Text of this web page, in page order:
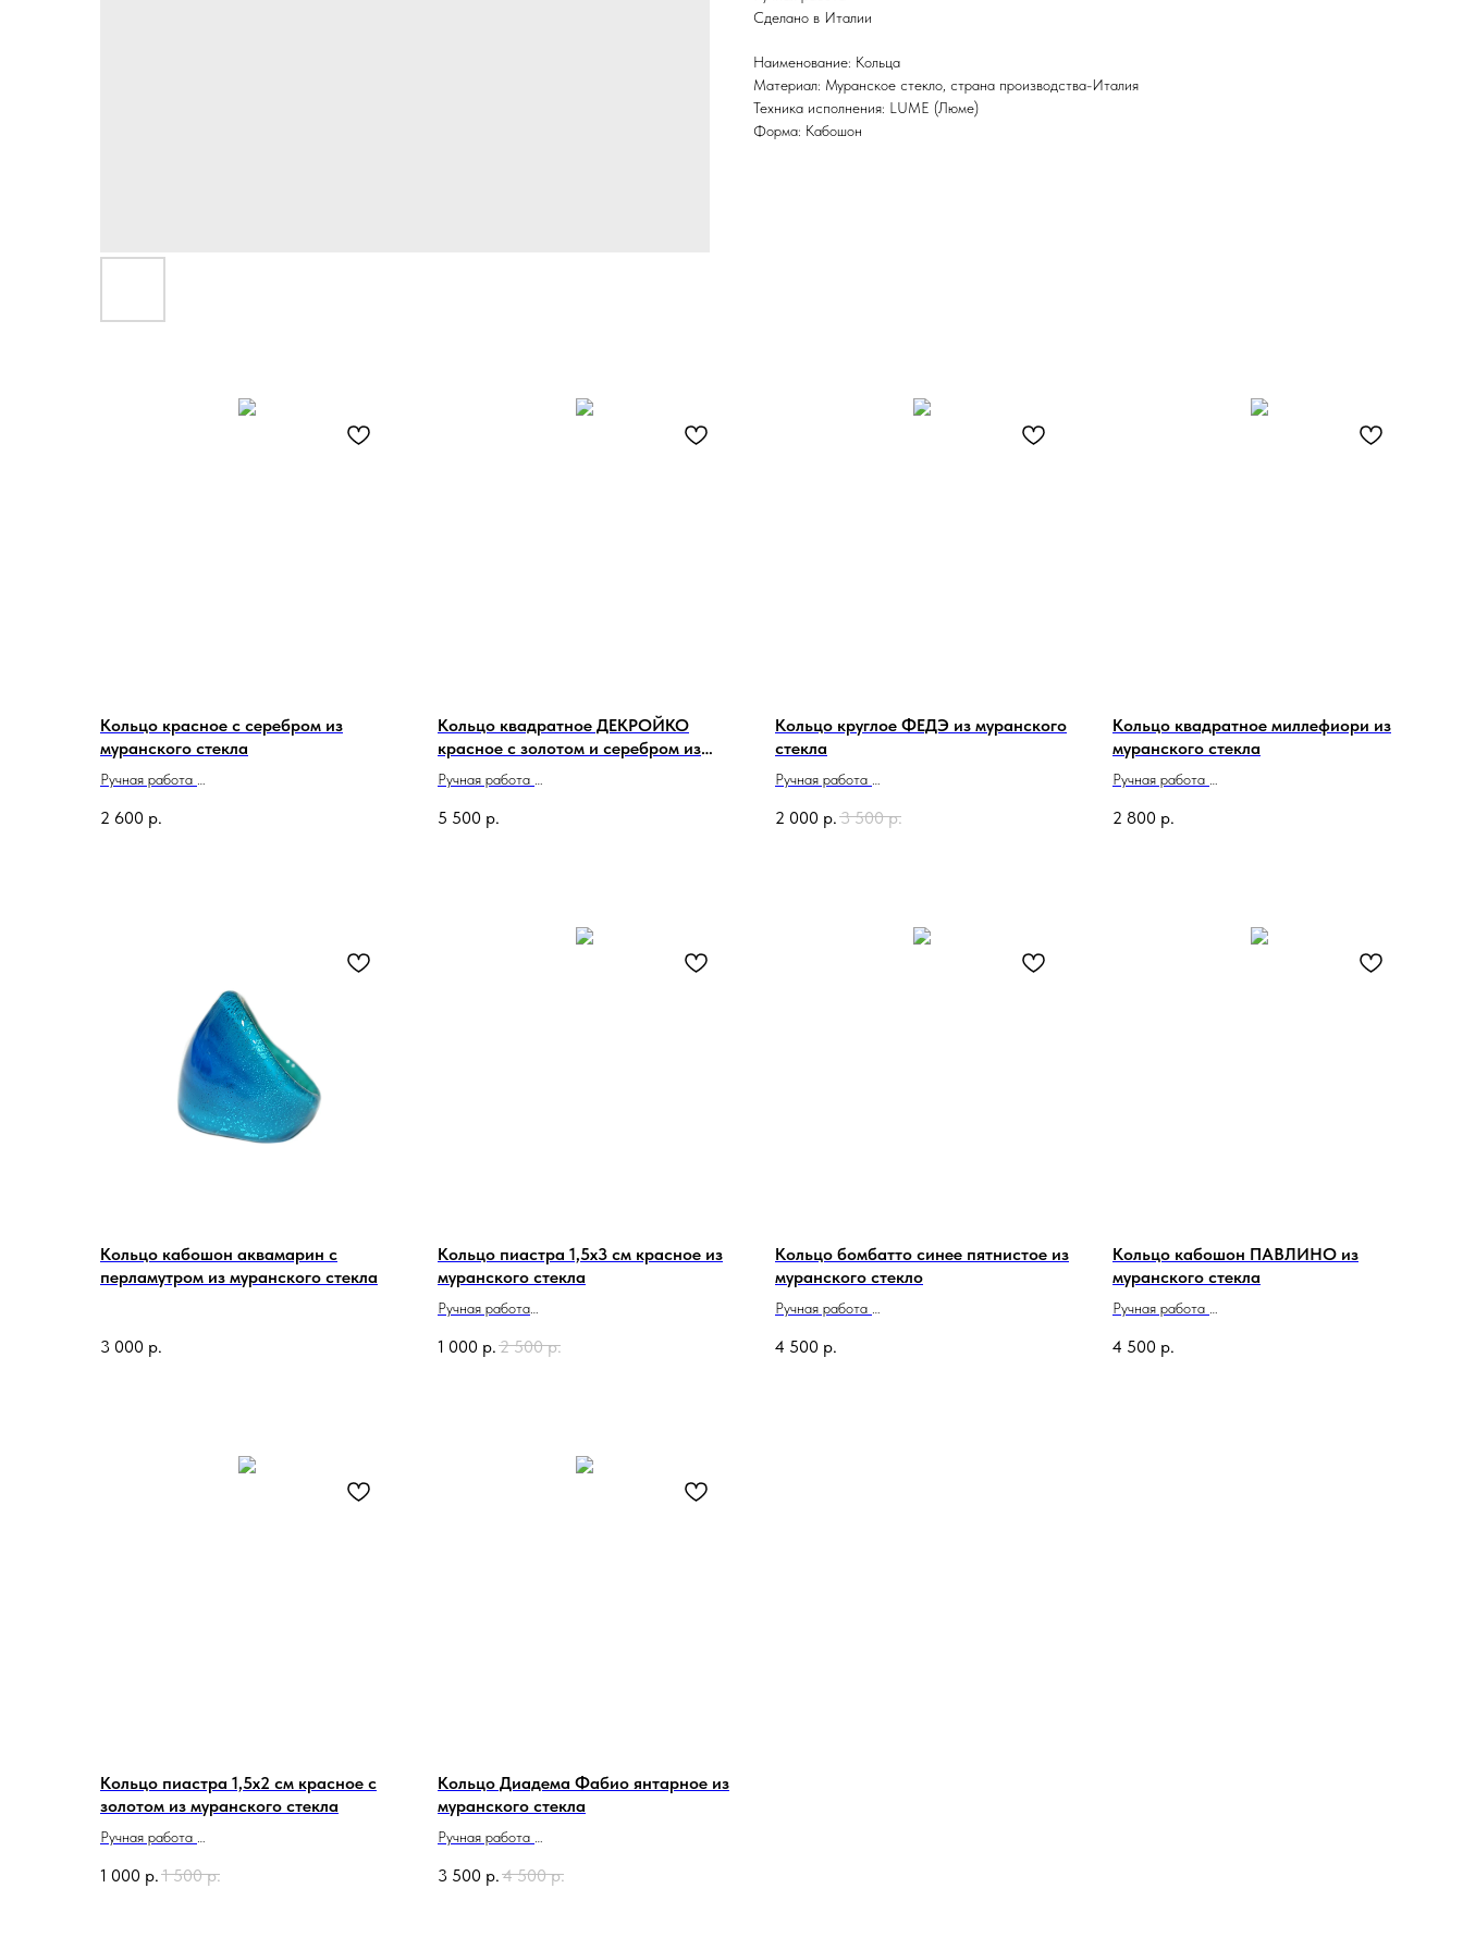
Сделано в Италии
Наименование: Кольца
Материал: Муранское стекло, страна производства-Италия
Техника исполнения: LUME (Люме)
Форма: Кабошон
Кольцо красное с серебром из
муранского стекла
Ручная работа
2 600 р.
Кольцо квадратное ДЕКРОЙКО
красное с золотом и серебром из
муранского стекла
Ручная работа
5 500 р.
Кольцо круглое ФЕДЭ из муранского
стекла
Ручная работа
2 000 р. 3 500 р.
Кольцо квадратное миллефиори из
муранского стекла
Ручная работа
2 800 р.
Кольцо кабошон аквамарин с
перламутром из муранского стекла
3 000 р.
Кольцо пиастра 1,5х3 см красное из
муранского стекла
Ручная работа
1 000 р. 2 500 р.
Кольцо бомбатто синее пятнистое из
муранского стекло
Ручная работа
4 500 р.
Кольцо кабошон ПАВЛИНО из
муранского стекла
Ручная работа
4 500 р.
Кольцо пиастра 1,5х2 см красное с
золотом из муранского стекла
Ручная работа
1 000 р. 1 500 р.
Кольцо Диадема Фабио янтарное из
муранского стекла
Ручная работа
3 500 р. 4 500 р.